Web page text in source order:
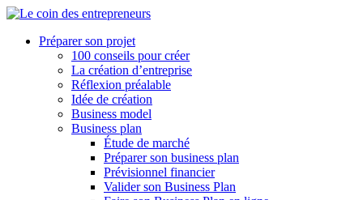
Préparer son projet
100 conseils pour créer
La création d’entreprise
Réflexion préalable
Idée de création
Business model
Business plan
Étude de marché
Préparer son business plan
Prévisionnel financier
Valider son Business Plan